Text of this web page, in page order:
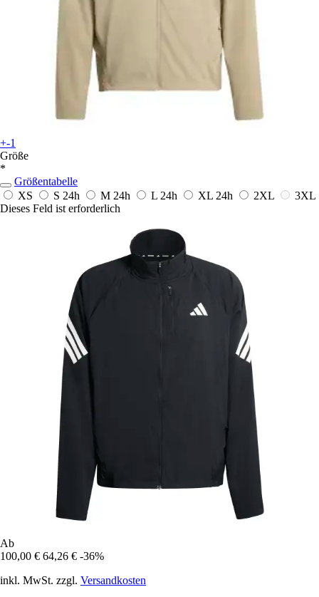
+-1
Größe
*
Größentabelle
XS
S 24h M 24h L 24h XL 24h 2XL
3XL
Dieses Feld ist erforderlich
Ab
100,00 € 64,26 € -36%
inkl. MwSt. zzgl. Versandkosten